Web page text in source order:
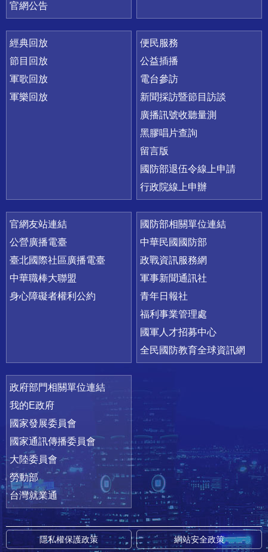
官網公告
經典回放
節目回放
軍歌回放
軍樂回放
便民服務
公益插播
電台參訪
新聞採訪暨節目訪談
廣播訊號收聽量測
黑膠唱片查詢
留言版
國防部退伍令線上申請
行政院線上申辦
官網友站連結
公營廣播電臺
臺北國際社區廣播電臺
中華職棒大聯盟
身心障礙者權利公約
國防部相關單位連結
中華民國國防部
政戰資訊服務網
軍事新聞通訊社
青年日報社
福利事業管理處
國軍人才招募中心
全民國防教育全球資訊網
政府部門相關單位連結
我的E政府
國家發展委員會
國家通訊傳播委員會
大陸委員會
勞動部
台灣就業通
隱私權保護政策 網站安全政策